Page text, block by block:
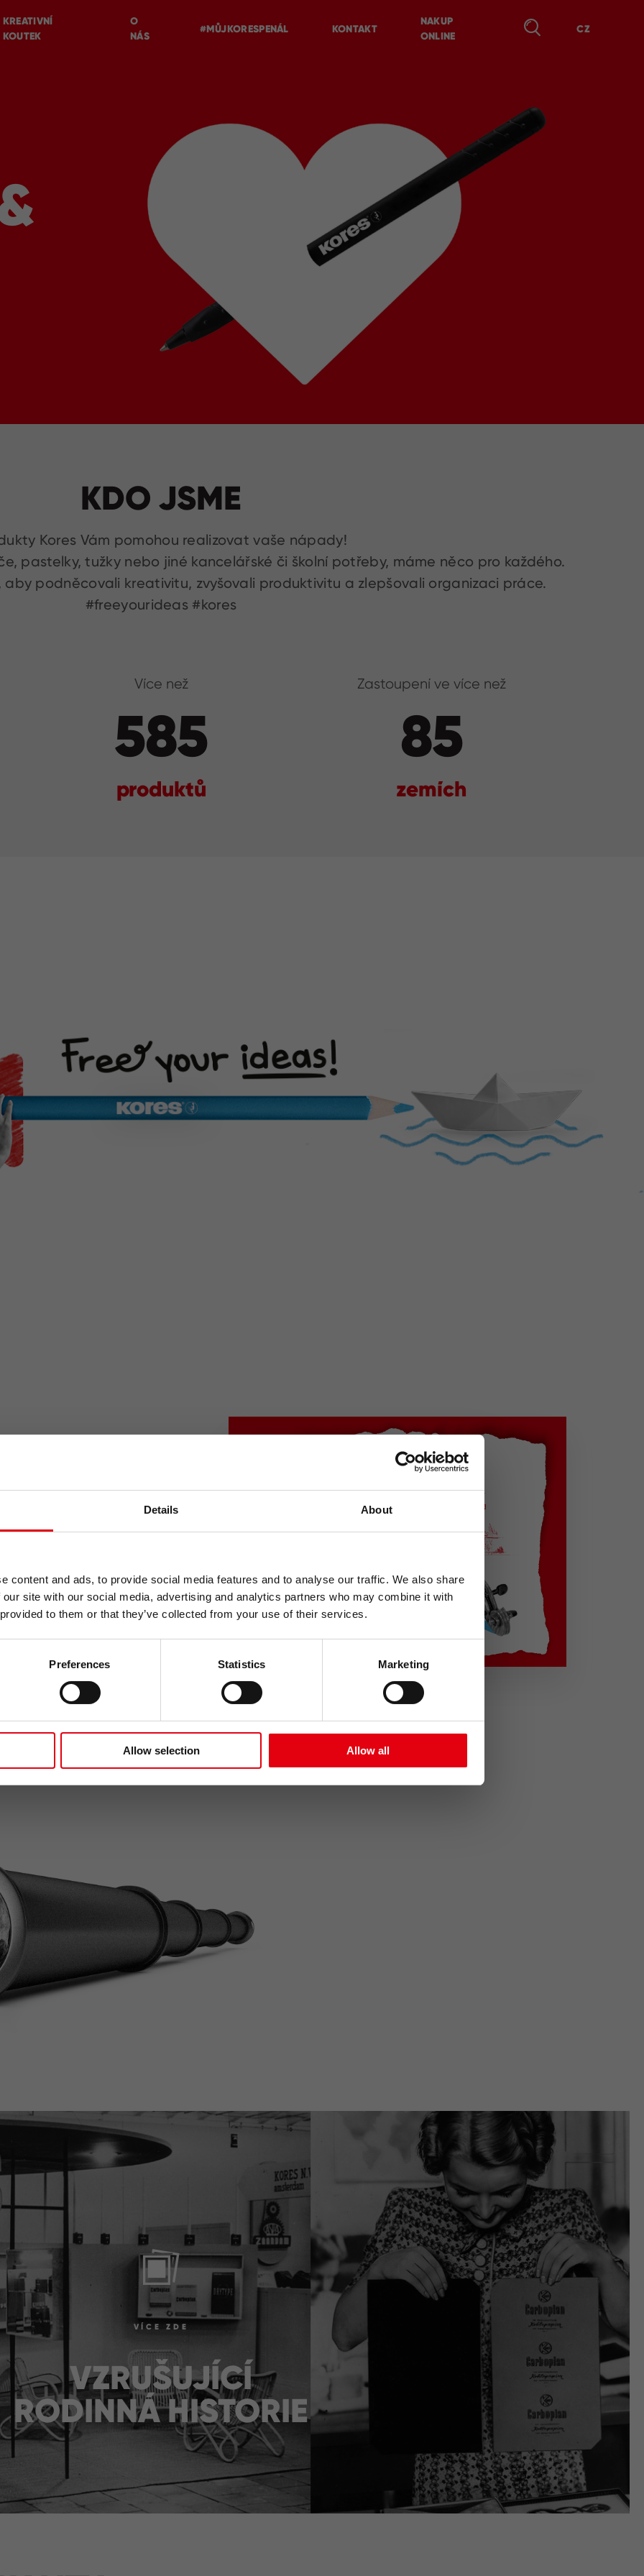
Details About
content and ads, to provide social media features and to analyse our traffic. We also share
site with our social media, advertising and analytics partners who may combine it with
to them or that they’ve collected from your use of their services.
Preferences Statistics Marketing
Allow selection Allow all
KREATIVNÍ
KOUTEK
O
NÁS
#MŮJKORESPENÁL KONTAKT
NAKUP
ONLINE
CZ
KDO JSME
Kores Vám pomohou realizovat vaše nápady!
pastelky, tužky nebo jiné kancelářské či školní potřeby, máme něco pro každého.
podněcovali kreativitu, zvyšovali produktivitu a zlepšovali organizaci práce.
#freeyourideas #kores
Více než
585
produktů
Zastoupení ve více než
85
zemích
a kancelářských
panem Wilhelmem
a prodáváme výrobky
generace naše rodinná
pestrobarevné, odolné
vaši kreativitu.
až po kancelářský
kreativní
poslání je jednoduché:
do skutečného světa
nástrojů, které
Freeyourideas!
VÍCE ZDE
VZRUŠUJÍCÍ
RODINNÁ HISTORIE
Už vám nic
a nikdy vám nic neunikne.
Při přihlášení tematická
vystřihovánka zdarma na email.